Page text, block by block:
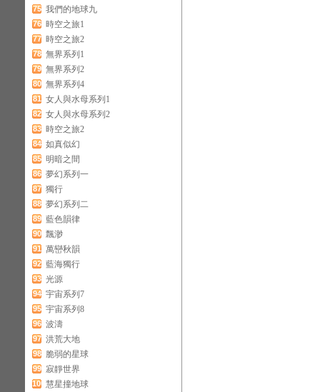
75 我們的地球九
76 時空之旅1
77 時空之旅2
78 無界系列1
79 無界系列2
80 無界系列4
81 女人與水母系列1
82 女人與水母系列2
83 時空之旅2
84 如真似幻
85 明暗之間
86 夢幻系列一
87 獨行
88 夢幻系列二
89 藍色韻律
90 飄渺
91 萬巒秋韻
92 藍海獨行
93 光源
94 宇宙系列7
95 宇宙系列8
96 波濤
97 洪荒大地
98 脆弱的星球
99 寂靜世界
100 慧星撞地球